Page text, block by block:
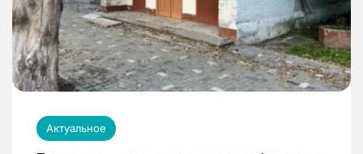
Актуальное